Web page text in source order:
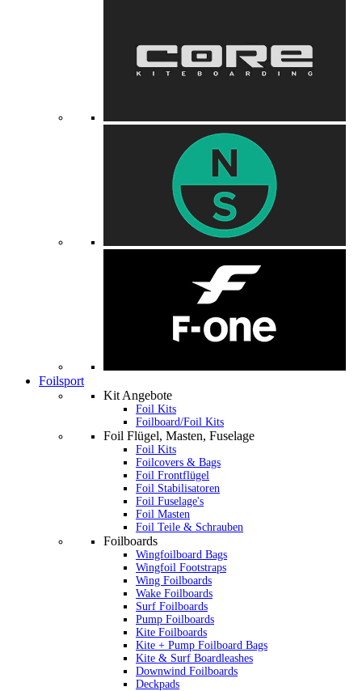
Foilsport
Kit Angebote
Foil Kits
Foilboard/Foil Kits
Foil Flügel, Masten, Fuselage
Foil Kits
Foilcovers & Bags
Foil Frontflügel
Foil Stabilisatoren
Foil Fuselage's
Foil Masten
Foil Teile & Schrauben
Foilboards
Wingfoilboard Bags
Wingfoil Footstraps
Wing Foilboards
Wake Foilboards
Surf Foilboards
Pump Foilboards
Kite Foilboards
Kite + Pump Foilboard Bags
Kite & Surf Boardleashes
Downwind Foilboards
Deckpads